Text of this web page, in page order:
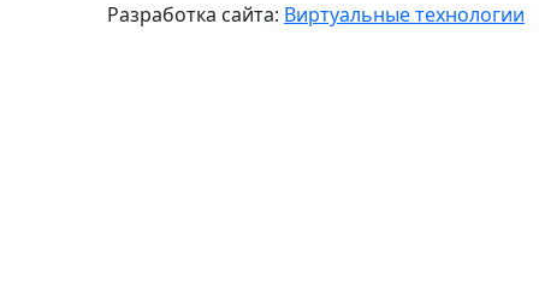
Разработка сайта: Виртуальные технологии